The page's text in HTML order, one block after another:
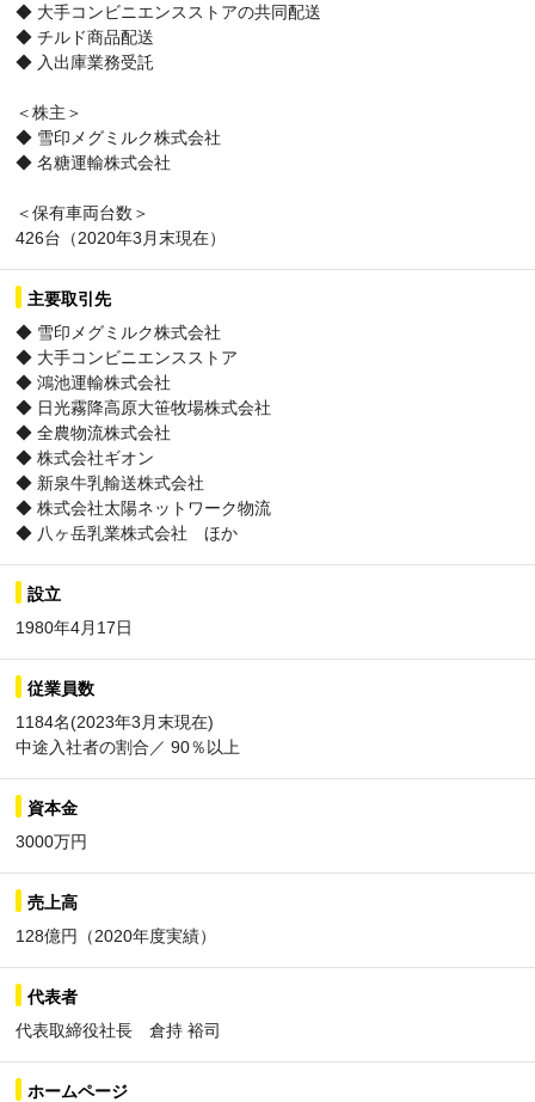
◆ 大手コンビニエンスストアの共同配送
◆ チルド商品配送
◆ 入出庫業務受託
＜株主＞
◆ 雪印メグミルク株式会社
◆ 名糖運輸株式会社
＜保有車両台数＞
426台（2020年3月末現在）
主要取引先
◆ 雪印メグミルク株式会社
◆ 大手コンビニエンスストア
◆ 鴻池運輸株式会社
◆ 日光霧降高原大笹牧場株式会社
◆ 全農物流株式会社
◆ 株式会社ギオン
◆ 新泉牛乳輸送株式会社
◆ 株式会社太陽ネットワーク物流
◆ 八ヶ岳乳業株式会社 ほか
設立
1980年4月17日
従業員数
1184名(2023年3月末現在)
中途入社者の割合／ 90％以上
資本金
3000万円
売上高
128億円（2020年度実績）
代表者
代表取締役社長 倉持 裕司
ホームページ